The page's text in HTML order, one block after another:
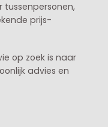
prijs-
op zoek is naar
advies en